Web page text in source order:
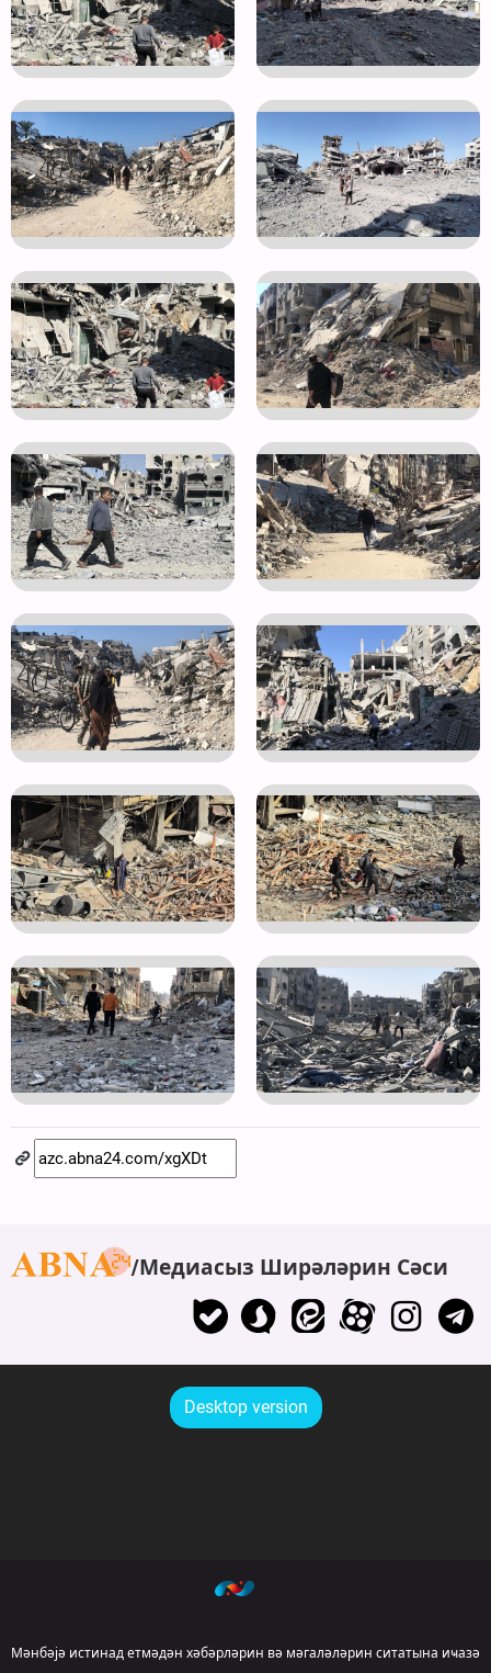
Медиасыз Ширәләрин Сәси
Desktop version
Мәнбәјә истинад етмәдән хәбәрләрин вә мәгаләләрин ситатына иҹазә